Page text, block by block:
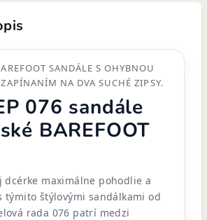
SANDÁLE S OHYBNOU
NA DVA SUCHÉ ZIPSY.
076 sandále
BAREFOOT
dcérke maximálne pohodlie a
týmito štýlovými sandálkami od
rada 076 patrí medzi